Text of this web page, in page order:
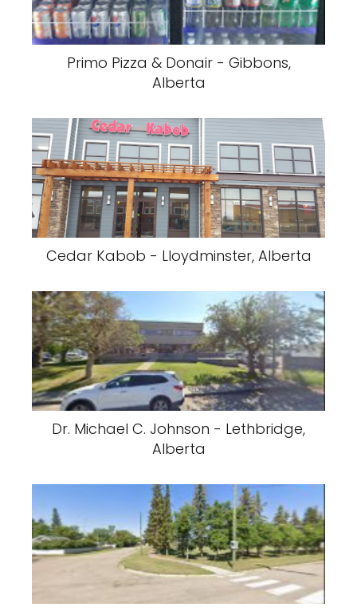
Primo Pizza & Donair - Gibbons,
Alberta
Cedar Kabob - Lloydminster, Alberta
Dr. Michael C. Johnson - Lethbridge,
Alberta